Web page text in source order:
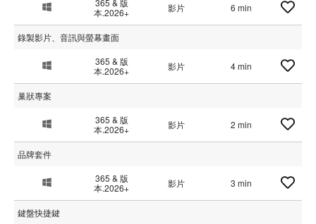
365 & 版
本.2026+
影片 6 min
錄製影片、音訊與螢幕畫面
365 & 版
本.2026+
影片 4 min
巢狀專案
365 & 版
本.2026+
影片 2 min
品牌套件
365 & 版
本.2026+
影片 3 min
鍵盤快捷鍵